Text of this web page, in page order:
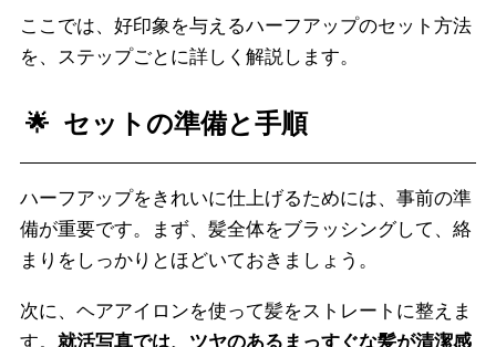
ここでは、好印象を与えるハーフアップのセット方法
を、ステップごとに詳しく解説します。
セットの準備と手順
ハーフアップをきれいに仕上げるためには、事前の準
備が重要です。まず、髪全体をブラッシングして、絡
まりをしっかりとほどいておきましょう。
次に、ヘアアイロンを使って髪をストレートに整えま
す。 就活写真では、ツヤのあるまっすぐな髪が清潔感